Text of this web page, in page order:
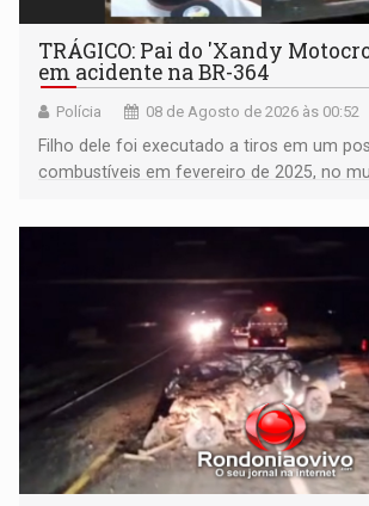
TRÁGICO: Pai do 'Xandy
em acidente na BR-364
Polícia 08 de Agosto de 2026 às 00:52
Filho dele foi executado a tiros em um
combustíveis em fevereiro de 2025, no